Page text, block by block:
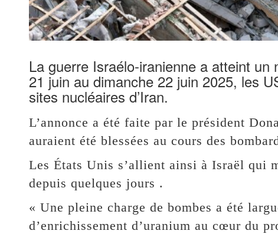
La guerre Israélo-iranienne a atteint
21 juin au dimanche 22 juin 2025, les
sites nucléaires d’Iran.
L’annonce a été faite par le président
auraient été blessées au cours des
Les États Unis s’allient ainsi à Israël qui
depuis quelques jours .
« Une pleine charge de bombes a été
d’enrichissement d’uranium au cœur du